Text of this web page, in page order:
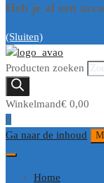
Heb je al een
(Sluiten)
Producten zoeken
Winkelmand€ 0,00
0
Ga naar de inhoud
Home